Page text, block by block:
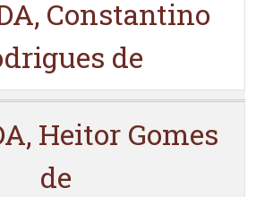
Constantino
de
Heitor Gomes
de